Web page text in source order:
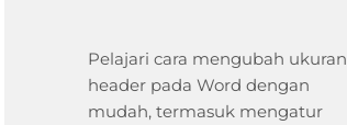
Pelajari cara mengubah ukuran
header pada Word dengan
mudah, termasuk mengatur